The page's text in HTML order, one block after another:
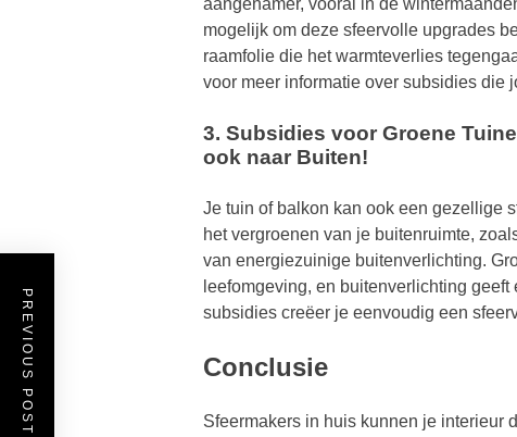
aangenamer, vooral in de
mogelijk om deze sfeervolle upgrades
raamfolie die het warmteverlies
voor meer informatie over subsidies die
3. Subsidies voor Groene
ook naar Buiten!
Je tuin of balkon kan ook een gezellige
het vergroenen van je buitenruimte,
van energiezuinige buitenverlichting.
leefomgeving, en buitenverlichting
subsidies creëer je eenvoudig een
Conclusie
Sfeermakers in huis kunnen je interieur
PREVIOUS POST